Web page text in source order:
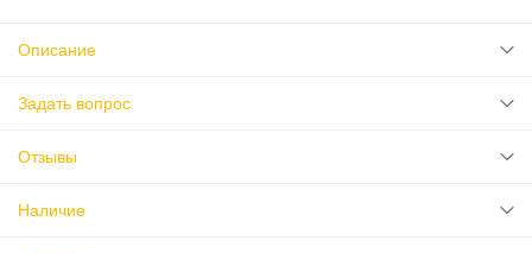
Описание
Задать вопрос
Отзывы
Наличие